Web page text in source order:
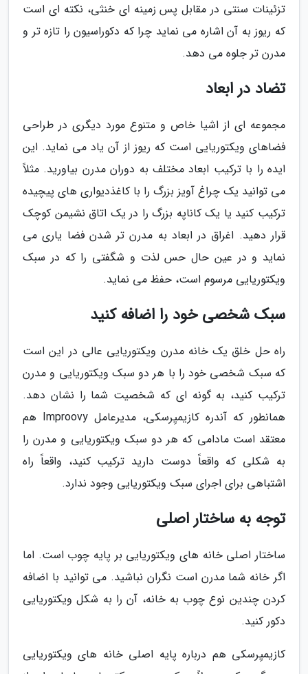
تزئینات سنتی در مقابل پس زمینه ای خنثی، نکته ای است
که ریوز به آن اشاره می نماید چرا که دکوراسیون را تازه تر و
مدرن تر جلوه می دهد.
تضاد در ابعاد
مجموعه ای از اشیا خاص و متنوع مورد دیگری در طراحی
فضاهای ویکتوریایی است که ریوز از آن یاد می نماید. این
ایده را با ترکیب ابعاد مختلف به دوران مدرن بیاورید. مثلاً
می توانید یک چراغ آویز بزرگ را با کاغذدیواری های پیچیده
ترکیب کنید یا یک کاناپه بزرگ را در یک اتاق نشیمن کوچک
قرار دهید. اغراق در ابعاد به مدرن تر شدن فضا یاری می
نماید و در عین حال حس لذت و شگفتی را که در سبک
ویکتوریایی مرسوم است، حفظ می نماید.
سبک شخصی خود را اضافه کنید
راه حل خلق یک خانه مدرن ویکتوریایی عالی در این است
که سبک شخصی خود را با هر دو سبک ویکتوریایی و مدرن
ترکیب کنید، به گونه ای که شخصیت شما را نشان دهد.
همانطور که آندره کازیمیِرسکی، مدیرعامل Improovy هم
معتقد است مادامی که هر دو سبک ویکتوریایی و مدرن را
به شکلی که واقعاً دوست دارید ترکیب کنید، واقعاً راه
اشتباهی برای اجرای سبک ویکتوریایی وجود ندارد.
توجه به ساختار اصلی
ساختار اصلی خانه های ویکتوریایی بر پایه چوب است. اما
اگر خانه شما مدرن است نگران نباشید. می توانید با اضافه
کردن چندین نوع چوب به خانه، آن را به شکل ویکتوریایی
دکور کنید.
کازیمیِرسکی هم درباره پایه اصلی خانه های ویکتوریایی